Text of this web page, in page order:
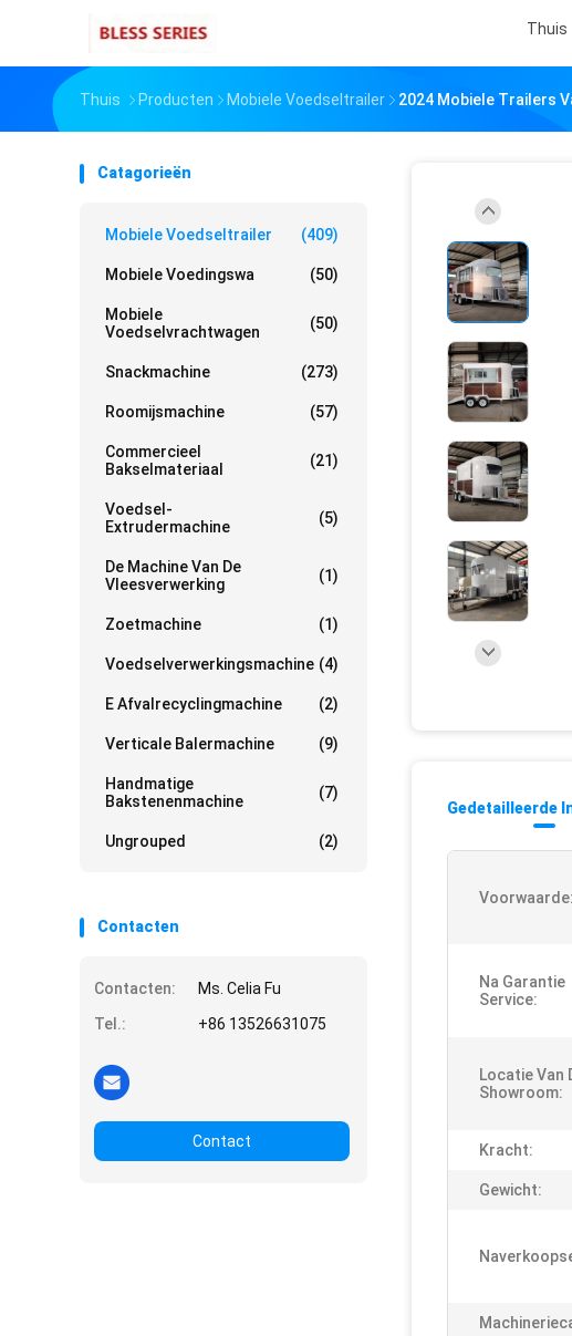
Thuis
Thuis Producten Mobiele Voedseltrailer 2024 Mobiele Trailers
Catagorieën
Mobiele Voedseltrailer (409)
Mobiele Voedingswa (50)
Mobiele
Voedselvrachtwagen
(50)
Snackmachine (273)
Roomijsmachine (57)
Commercieel
Bakselmateriaal
(21)
Voedsel-
Extrudermachine
(5)
De Machine Van De
Vleesverwerking
(1)
Zoetmachine (1)
Voedselverwerkingsmachine (4)
E Afvalrecyclingmachine (2)
Verticale Balermachine (9)
Handmatige
Bakstenenmachine
(7)
Ungrouped (2)
Contacten
Contacten:
Ms. Celia Fu
Tel.:
+86 13526631075
Contact
Gedetailleerde
Voorwaarde:
Na Garantie
Service:
Locatie Van
Showroom:
Kracht:
Gewicht: